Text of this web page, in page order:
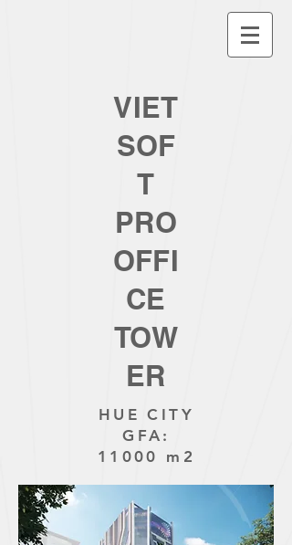
VIET
SOF
T
PRO
OFFI
CE
TOW
ER
HUE CITY
GFA:
11000 m2